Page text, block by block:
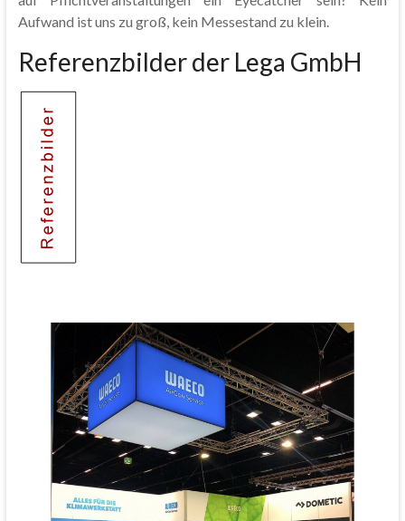
Aufwand ist uns zu groß, kein Messestand zu klein.
Referenzbilder der Lega GmbH